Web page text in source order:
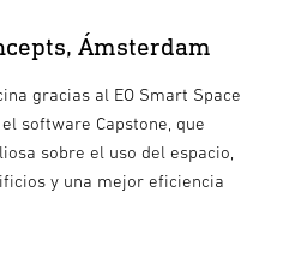
Ámsterdam
gracias al EO Smart Space
software Capstone, que
sobre el uso del espacio,
y una mejor eficiencia